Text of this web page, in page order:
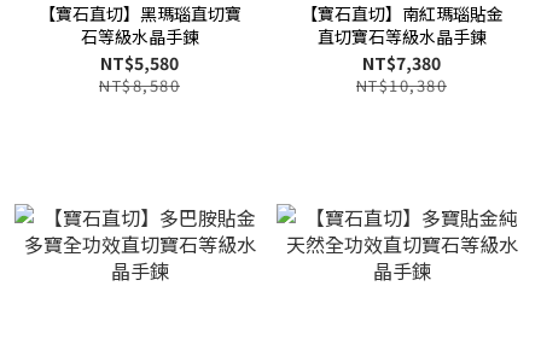
【寶石直切】黑瑪瑙直切寶
石等級水晶手鍊
NT$5,580
NT$8,580
【寶石直切】南紅瑪瑙貼金
直切寶石等級水晶手鍊
NT$7,380
NT$10,380